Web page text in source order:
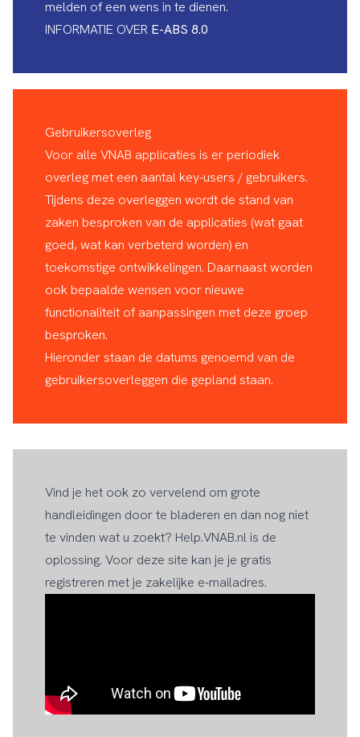
melden of een wens in te dienen.
INFORMATIE OVER E-ABS 8.0
Gebruikersoverleg
Voor alle VNAB applicaties is er periodiek
overleg met een aantal key-users / gebruikers.
Tijdens deze overleggen wordt de stand van
zaken besproken van de applicaties (wat gaat
goed, wat kan verbeterd worden) en
toekomstige ontwikkelingen. Daarnaast worden
ook bepaalde wensen voor nieuwe
functionaliteit of aanpassingen met deze groep
besproken.
Hieronder staan de datums genoemd van de
gebruikersoverleggen die gepland staan.
Vind je het ook zo vervelend om grote
handleidingen door te bladeren en dan nog niet
te vinden wat u zoekt? Help.VNAB.nl is de
oplossing. Voor deze site kan je je gratis
registreren met je zakelijke e-mailadres.